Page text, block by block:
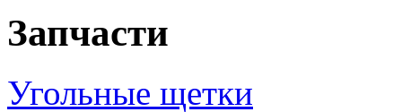
Запчасти
Угольные щетки